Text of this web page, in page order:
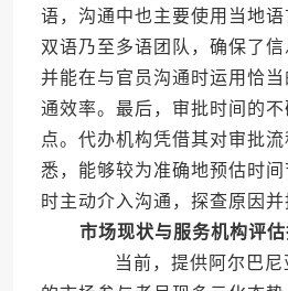
语，沟通中也主要使用当地
双语乃至多语团队，确保了信
并能在与官员沟通时运用恰
通效率。最后，审批时间的
点。代办机构凭借其对审批
悉，能够较为准确地预估时
时主动介入沟通，探查原因并
市场现状与服务机构评
当前，提供阿尔巴尼